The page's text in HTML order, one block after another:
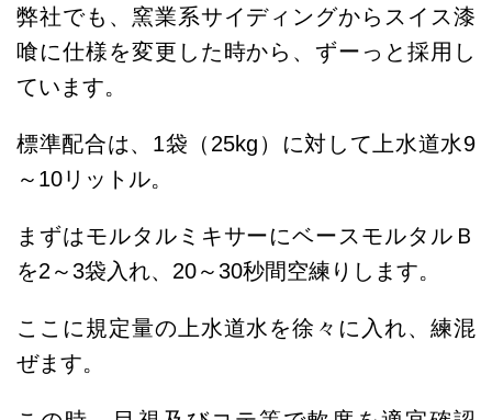
弊社でも、窯業系サイディングからスイス漆
喰に仕様を変更した時から、ずーっと採用し
ています。
標準配合は、1袋（25kg）に対して上水道水9
～10リットル。
まずはモルタルミキサーにベースモルタルＢ
を2～3袋入れ、20～30秒間空練りします。
ここに規定量の上水道水を徐々に入れ、練混
ぜます。